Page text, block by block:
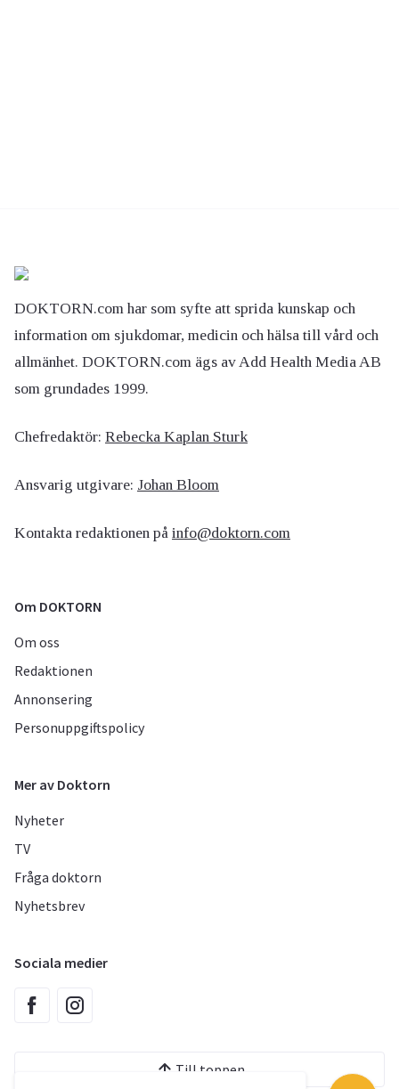
DOKTORN.com har som syfte att sprida kunskap och
information om sjukdomar, medicin och hälsa till vård och
allmänhet. DOKTORN.com ägs av Add Health Media AB
som grundades 1999.
Chefredaktör: Rebecka Kaplan Sturk
Ansvarig utgivare: Johan Bloom
Kontakta redaktionen på info@doktorn.com
Om DOKTORN
Om oss
Redaktionen
Annonsering
Personuppgiftspolicy
Mer av Doktorn
Nyheter
TV
Fråga doktorn
Nyhetsbrev
Sociala medier
Till toppen